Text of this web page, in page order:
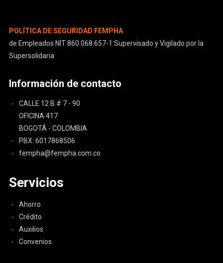
POLÍTICA DE SEGURIDAD FEMPHA
de Empleados NIT 860.068.657-1 Supervisado y Vigilado por la
Supersolidaria
Información de contacto
CALLE 12 B # 7 - 90
OFICINA 417
BOGOTÁ - COLOMBIA
PBX: 6017868506
fempha@fempha.com.co
Servicios
Ahorro
Crédito
Auxilios
Convenios